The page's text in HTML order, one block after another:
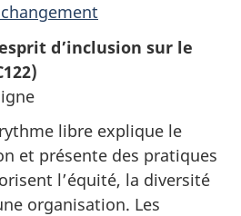
d’inclusion sur le
libre explique le
et présente des pratiques
l’équité, la diversité
organisation. Les